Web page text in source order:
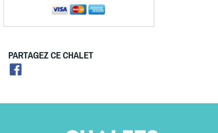
PARTAGEZ CE CHALET